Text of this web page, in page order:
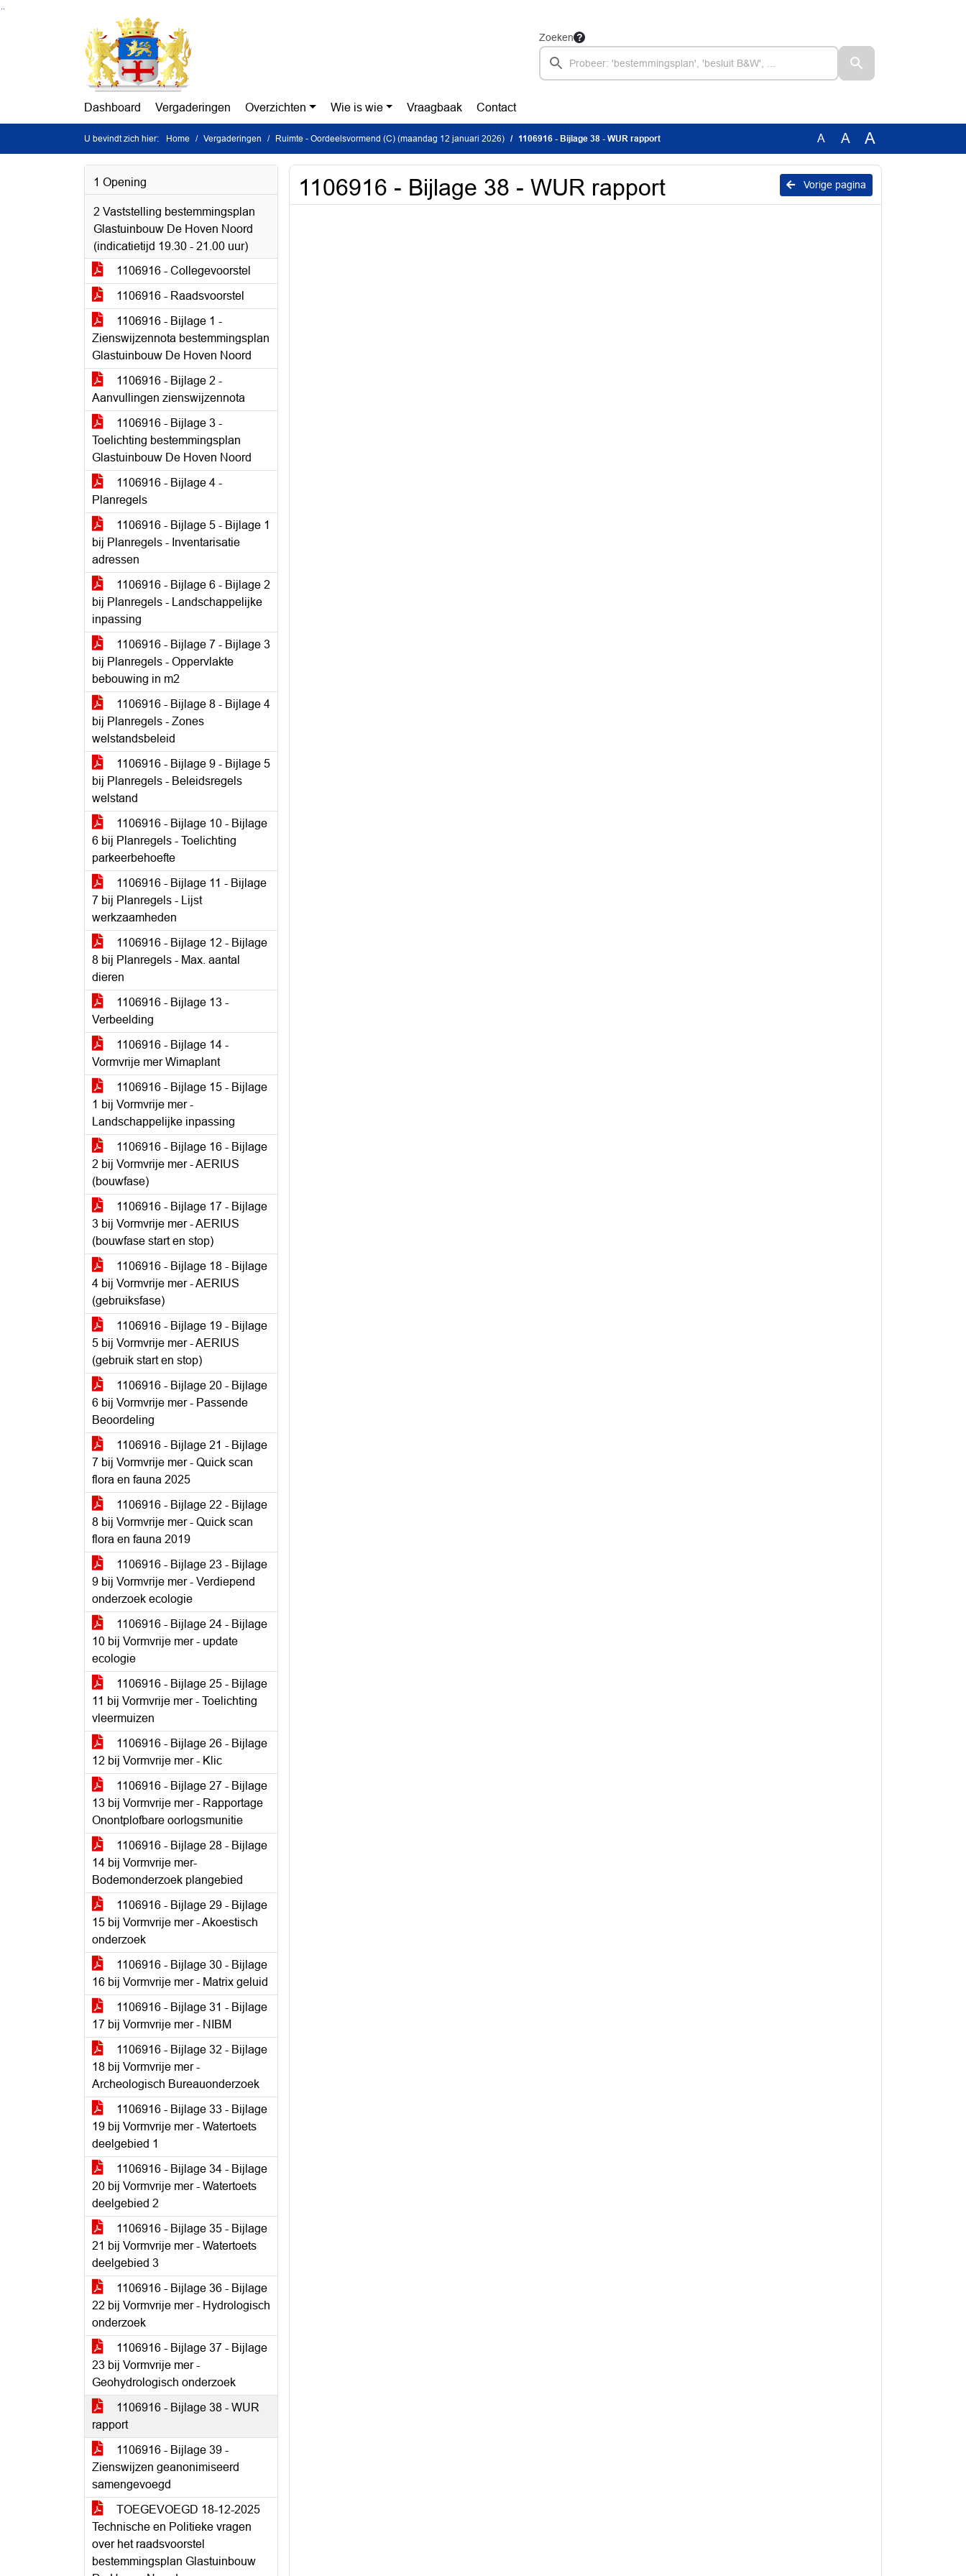
Ga naar de inhoud van deze pagina
Zoeken
Dashboard Vergaderingen Overzichten Wie is wie Vraagbaak Contact
U bevindt zich hier: Home Vergaderingen Ruimte - Oordeelsvormend (C) (maandag 12 januari 2026) 1106916 - Bijlage 38 - WUR rapport A A A
1 Opening
2 Vaststelling bestemmingsplan
Glastuinbouw De Hoven Noord
(indicatietijd 19.30 - 21.00 uur)
1106916 - Collegevoorstel
1106916 - Raadsvoorstel
1106916 - Bijlage 1 -
Zienswijzennota bestemmingsplan
Glastuinbouw De Hoven Noord
1106916 - Bijlage 2 -
Aanvullingen zienswijzennota
1106916 - Bijlage 3 -
Toelichting bestemmingsplan
Glastuinbouw De Hoven Noord
1106916 - Bijlage 4 -
Planregels
1106916 - Bijlage 5 - Bijlage 1
bij Planregels - Inventarisatie
adressen
1106916 - Bijlage 6 - Bijlage 2
bij Planregels - Landschappelijke
inpassing
1106916 - Bijlage 7 - Bijlage 3
bij Planregels - Oppervlakte
bebouwing in m2
1106916 - Bijlage 8 - Bijlage 4
bij Planregels - Zones
welstandsbeleid
1106916 - Bijlage 9 - Bijlage 5
bij Planregels - Beleidsregels
welstand
1106916 - Bijlage 10 - Bijlage
6 bij Planregels - Toelichting
parkeerbehoefte
1106916 - Bijlage 11 - Bijlage
7 bij Planregels - Lijst
werkzaamheden
1106916 - Bijlage 12 - Bijlage
8 bij Planregels - Max. aantal
dieren
1106916 - Bijlage 13 -
Verbeelding
1106916 - Bijlage 14 -
Vormvrije mer Wimaplant
1106916 - Bijlage 15 - Bijlage
1 bij Vormvrije mer -
Landschappelijke inpassing
1106916 - Bijlage 16 - Bijlage
2 bij Vormvrije mer - AERIUS
(bouwfase)
1106916 - Bijlage 17 - Bijlage
3 bij Vormvrije mer - AERIUS
(bouwfase start en stop)
1106916 - Bijlage 18 - Bijlage
4 bij Vormvrije mer - AERIUS
(gebruiksfase)
1106916 - Bijlage 19 - Bijlage
5 bij Vormvrije mer - AERIUS
(gebruik start en stop)
1106916 - Bijlage 20 - Bijlage
6 bij Vormvrije mer - Passende
Beoordeling
1106916 - Bijlage 21 - Bijlage
7 bij Vormvrije mer - Quick scan
flora en fauna 2025
1106916 - Bijlage 22 - Bijlage
8 bij Vormvrije mer - Quick scan
flora en fauna 2019
1106916 - Bijlage 23 - Bijlage
9 bij Vormvrije mer - Verdiepend
onderzoek ecologie
1106916 - Bijlage 24 - Bijlage
10 bij Vormvrije mer - update
ecologie
1106916 - Bijlage 25 - Bijlage
11 bij Vormvrije mer - Toelichting
vleermuizen
1106916 - Bijlage 26 - Bijlage
12 bij Vormvrije mer - Klic
1106916 - Bijlage 27 - Bijlage
13 bij Vormvrije mer - Rapportage
Onontplofbare oorlogsmunitie
1106916 - Bijlage 28 - Bijlage
14 bij Vormvrije mer-
Bodemonderzoek plangebied
1106916 - Bijlage 29 - Bijlage
15 bij Vormvrije mer - Akoestisch
onderzoek
1106916 - Bijlage 30 - Bijlage
16 bij Vormvrije mer - Matrix geluid
1106916 - Bijlage 31 - Bijlage
17 bij Vormvrije mer - NIBM
1106916 - Bijlage 32 - Bijlage
18 bij Vormvrije mer -
Archeologisch Bureauonderzoek
1106916 - Bijlage 33 - Bijlage
19 bij Vormvrije mer - Watertoets
deelgebied 1
1106916 - Bijlage 34 - Bijlage
20 bij Vormvrije mer - Watertoets
deelgebied 2
1106916 - Bijlage 35 - Bijlage
21 bij Vormvrije mer - Watertoets
deelgebied 3
1106916 - Bijlage 36 - Bijlage
22 bij Vormvrije mer - Hydrologisch
onderzoek
1106916 - Bijlage 37 - Bijlage
23 bij Vormvrije mer -
Geohydrologisch onderzoek
1106916 - Bijlage 38 - WUR
rapport
1106916 - Bijlage 39 -
Zienswijzen geanonimiseerd
samengevoegd
TOEGEVOEGD 18-12-2025
Technische en Politieke vragen
over het raadsvoorstel
bestemmingsplan Glastuinbouw
Vorige pagina
1106916 - Bijlage 38 - WUR rapport